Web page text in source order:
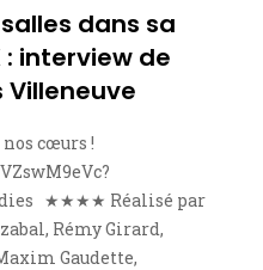
salles dans sa
interview de
Villeneuve
cœurs !
★★★★ Réalisé par
Rémy Girard,
Gaudette,